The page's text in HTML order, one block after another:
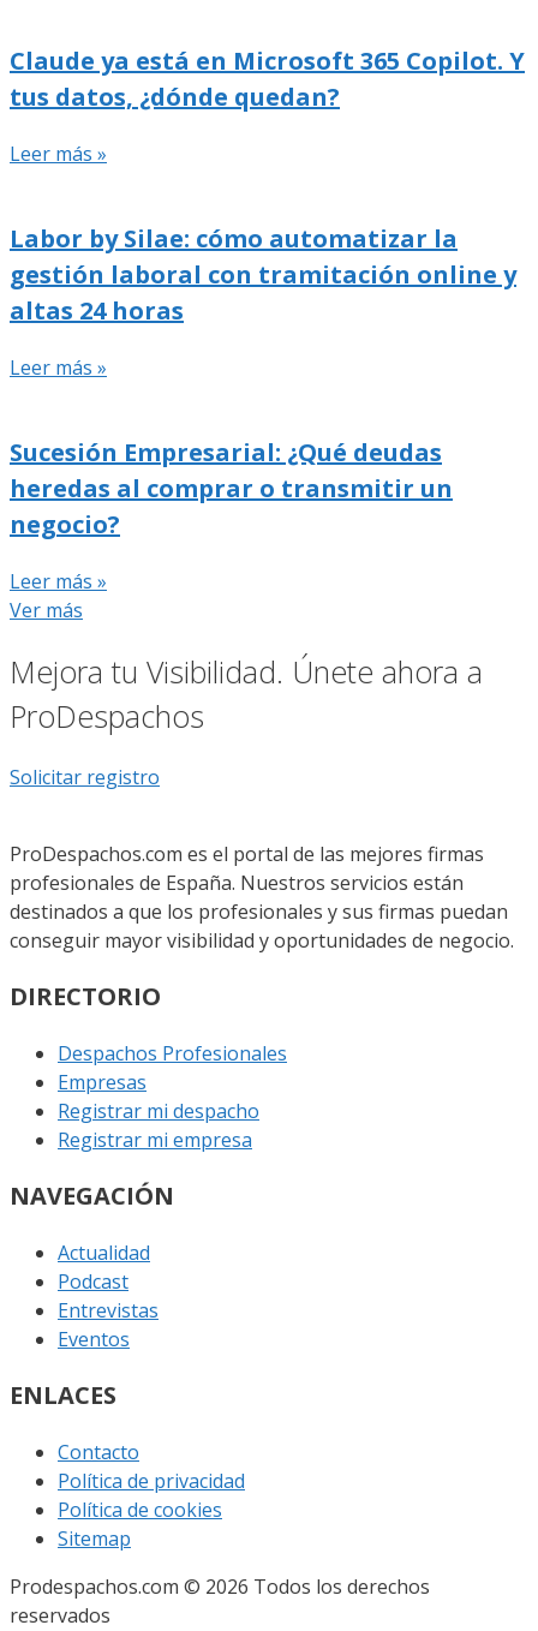
Claude ya está en Microsoft 365 Copilot. Y
tus datos, ¿dónde quedan?
Leer más »
Labor by Silae: cómo automatizar la
gestión laboral con tramitación online y
altas 24 horas
Leer más »
Sucesión Empresarial: ¿Qué deudas
heredas al comprar o transmitir un
negocio?
Leer más »
Ver más
Mejora tu Visibilidad. Únete ahora a
ProDespachos
Solicitar registro
ProDespachos.com es el portal de las mejores firmas
profesionales de España. Nuestros servicios están
destinados a que los profesionales y sus firmas puedan
conseguir mayor visibilidad y oportunidades de negocio.
DIRECTORIO
Despachos Profesionales
Empresas
Registrar mi despacho
Registrar mi empresa
NAVEGACIÓN
Actualidad
Podcast
Entrevistas
Eventos
ENLACES
Contacto
Política de privacidad
Política de cookies
Sitemap
Prodespachos.com © 2026 Todos los derechos
reservados